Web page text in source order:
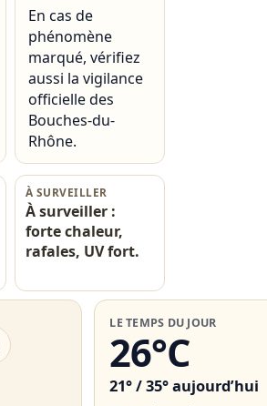
En cas de
phénomène
marqué, vérifiez
aussi la vigilance
officielle des
Bouches-du-
Rhône.
À SURVEILLER
À surveiller :
forte chaleur,
rafales, UV fort.
LE TEMPS DU JOUR
26°C
21° / 35° aujourd’hui